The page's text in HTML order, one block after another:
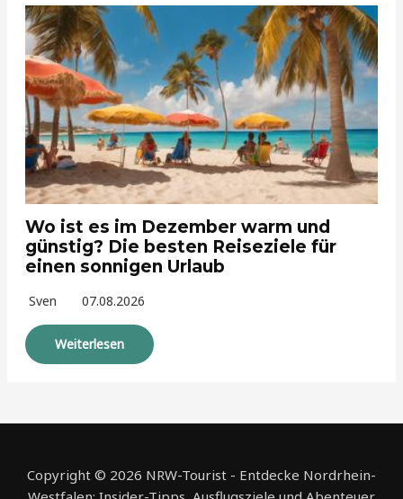
Wo ist es im Dezember warm und
günstig? Die besten Reiseziele für
einen sonnigen Urlaub
Sven 07.08.2026
Weiterlesen
Copyright © 2026 NRW-Tourist - Entdecke Nordrhein-